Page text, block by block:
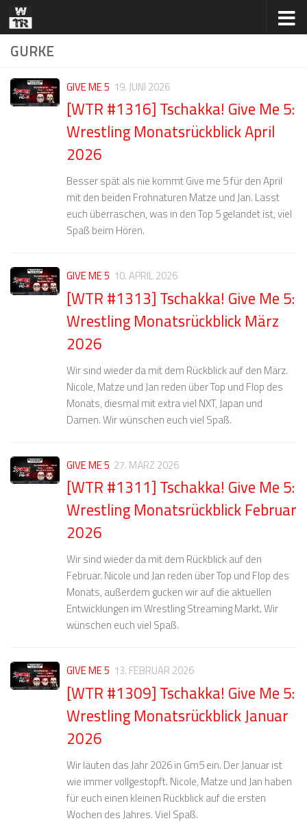
Zum Inhalt springen
GURKE
GIVE ME 5 19. JUNI 2026
[WTR #1316] Tschakka! Give Me 5:
Wrestling Monatsrückblick April
2026
Besser spät als nie kommt Give me 5 für den April
mit den beiden Frohnaturen Matze und Jan. Lasst
euch überraschen, was in den Top 5 gelandet ist, viel
Spaß beim Hören.
GIVE ME 5 10. APRIL 2026
[WTR #1313] Tschakka! Give Me 5:
Wrestling Monatsrückblick März
2026
Wir sind wieder da mit dem Rückblick auf den März.
Nicole, Matze und Jan reden über Top und Flop des
Monats, diesmal mit extra viel NXT, Japan und
Damen. Wir wünschen euch viel Spaß.
GIVE ME 5 27. MÄRZ 2026
[WTR #1311] Tschakka! Give Me 5:
Wrestling Monatsrückblick Februar
2026
Wir sind wieder da mit dem Rückblick auf den
Februar. Nicole und Jan reden über Top und Flop des
Monats, außerdem gucken wir auf die aktuellen
Entwicklungen im Wrestling Streaming Markt. Wir
wünschen euch viel Spaß.
GIVE ME 5 13. FEBRUAR 2026
[WTR #1309] Tschakka! Give Me 5:
Wrestling Monatsrückblick Januar
2026
Wir läuten das Jahr 2026 in Gm5 ein. Der Januar ist
wie immer vollgestopft. Nicole, Matze und Jan haben
für euch einen kleinen Rückblick auf die ersten
Wochen des Jahres. Viel Spaß.